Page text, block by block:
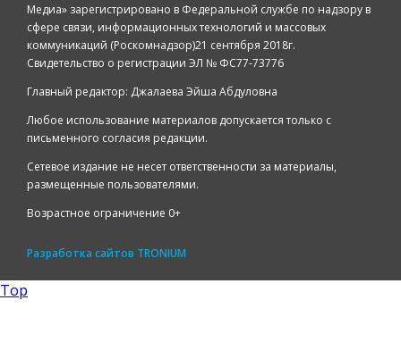
Медиа» зарегистрировано в Федеральной службе по надзору в
сфере связи, информационных технологий и массовых
коммуникаций (Роскомнадзор)21 сентября 2018г.
Свидетельство о регистрации ЭЛ № ФС77-73776
Главный редактор: Джалаева Эйша Абдуловна
Любое использование материалов допускается только с
письменного согласия редакции.
Сетевое издание не несет ответственности за материалы,
размещенные пользователями.
Возрастное ограничение 0+
Разработка сайтов TRONIUM
Top